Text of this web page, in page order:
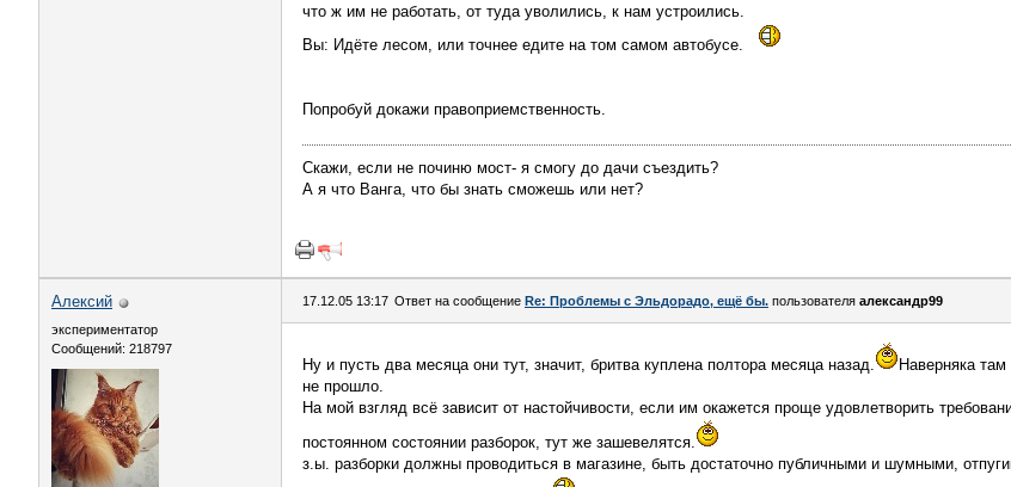
что ж им не работать, от туда уволились, к нам устроились.
Вы: Идёте лесом, или точнее едите на том самом автобусе.
Попробуй докажи правоприемственность.
Скажи, если не починю мост- я смогу до дачи съездить?
А я что Ванга, что бы знать сможешь или нет?
Алексий
экспериментатор
Сообщений: 218797
17.12.05 13:17 Ответ на сообщение Re: Проблемы с Эльдорадо, ещё бы. пользователя александр99
Ну и пусть два месяца они тут, значит, бритва куплена полтора месяца назад.
Наверняка
не прошло.
На мой взгляд всё зависит от настойчивости, если им окажется проще удовлетворить
постоянном состоянии разборок, тут же зашевелятся.
з.ы. разборки должны проводиться в магазине, быть достаточно публичными и шумными,